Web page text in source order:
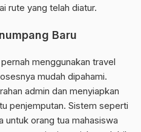
rute yang telah diatur.
Baru
menggunakan travel
mudah dipahami.
admin dan menyiapkan
penjemputan. Sistem seperti
untuk orang tua mahasiswa